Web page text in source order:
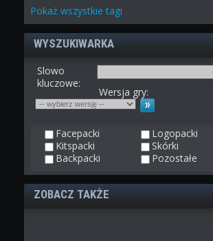
Pokażwszystkie tagi
WYSZUKIWARKA
Slowo
kluczowe:
Wersja gry:
Facepacki
Logopacki
Kitspacki
Skórki
Backpacki
Pozostałe
ZOBACZ TAKŻE